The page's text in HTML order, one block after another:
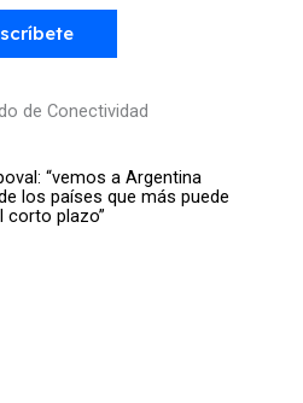
de Conectividad
“vemos a Argentina
los países que más puede
corto plazo”